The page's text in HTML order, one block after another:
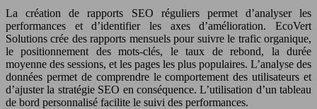
La création de rapports SEO réguliers permet d’analyser les
performances et d’identifier les axes d’amélioration. EcoVert
Solutions crée des rapports mensuels pour suivre le trafic organique,
le positionnement des mots-clés, le taux de rebond, la durée
moyenne des sessions, et les pages les plus populaires. L’analyse des
données permet de comprendre le comportement des utilisateurs et
d’ajuster la stratégie SEO en conséquence. L’utilisation d’un tableau
de bord personnalisé facilite le suivi des performances.